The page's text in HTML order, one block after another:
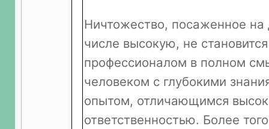
Ничтожество, посаженное
числе высокую, не
профессионалом в полном
человеком с глубокими
опытом, отличающимся
ответственностью. Более